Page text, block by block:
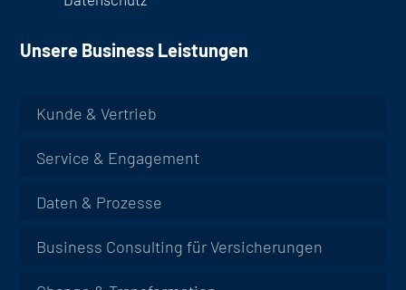
Unsere Business Leistungen
Kunde & Vertrieb
Service & Engagement
Daten & Prozesse
Business Consulting für Versicherungen